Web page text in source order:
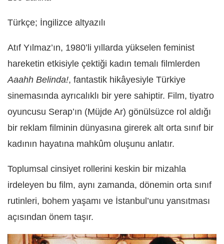
Türkçe; İngilizce altyazılı
Atıf Yılmaz’ın, 1980’li yıllarda yükselen feminist
hareketin etkisiyle çektiği kadın temalı filmlerden
Aaahh Belinda!, fantastik hikâyesiyle Türkiye
sinemasında ayrıcalıklı bir yere sahiptir. Film, tiyatro
oyuncusu Serap’ın (Müjde Ar) gönülsüzce rol aldığı
bir reklam filminin dünyasına girerek alt orta sınıf bir
kadının hayatına mahkûm oluşunu anlatır.
Toplumsal cinsiyet rollerini keskin bir mizahla
irdeleyen bu film, aynı zamanda, dönemin orta sınıf
rutinleri, bohem yaşamı ve İstanbul’unu yansıtması
açısından önem taşır.